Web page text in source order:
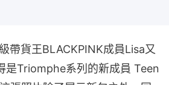
帶貨王BLACKPINK成員Lisa又
是Triomphe系列的新成員 Teen